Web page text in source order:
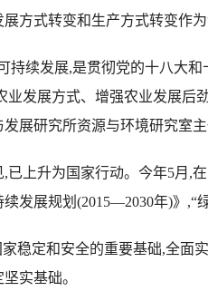
方式转变和生产方式转变作为
续发展,是贯彻党的十八大和
业发展方式、增强农业发展后
展研究所资源与环境研究室主
升为国家行动。今年5月,在
续发展规划(2015—2030年)》,“
定和安全的重要基础,全面
实基础。